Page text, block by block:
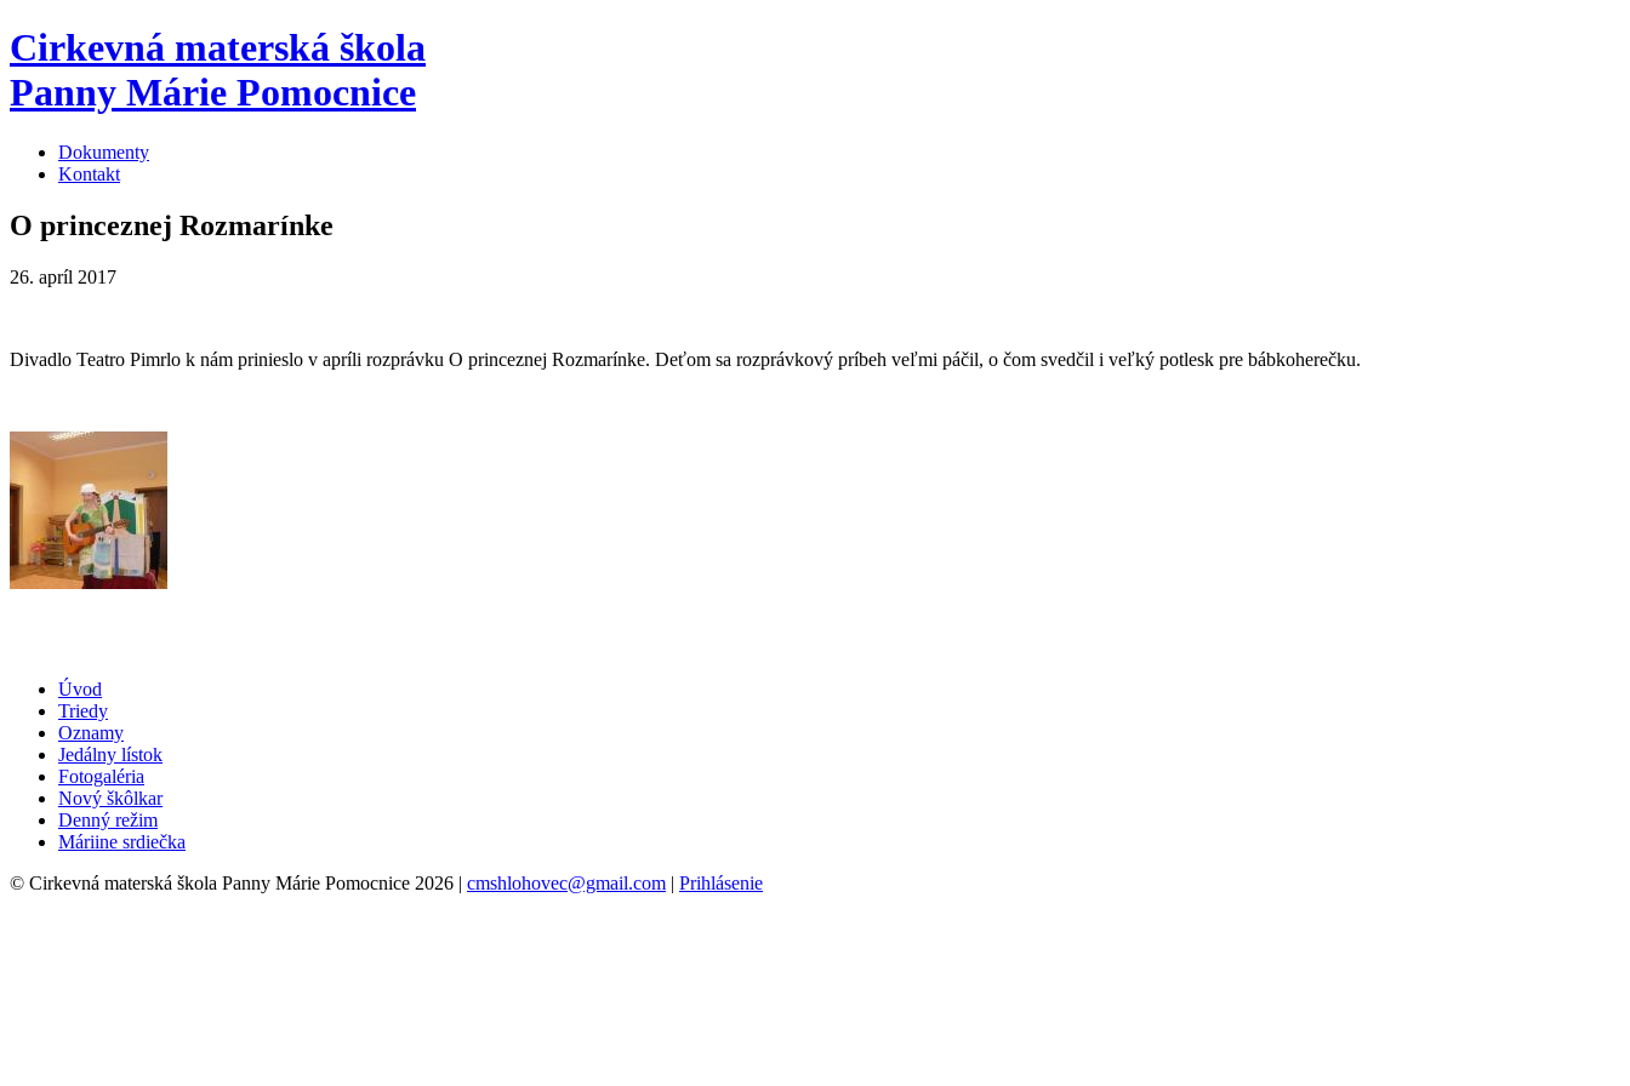
Cirkevná materská škola
Panny Márie Pomocnice
Dokumenty
Kontakt
O princeznej Rozmarínke
26. apríl 2017
Divadlo Teatro Pimrlo k nám prinieslo v apríli rozprávku O princeznej Rozmarínke. Deťom sa rozprávkový príbeh veľmi páčil, o čom svedčil i veľký potlesk pre bábkoherečku.
Úvod
Triedy
Oznamy
Jedálny lístok
Fotogaléria
Nový škôlkar
Denný režim
Máriine srdiečka
© Cirkevná materská škola Panny Márie Pomocnice 2026 | cmshlohovec@gmail.com | Prihlásenie